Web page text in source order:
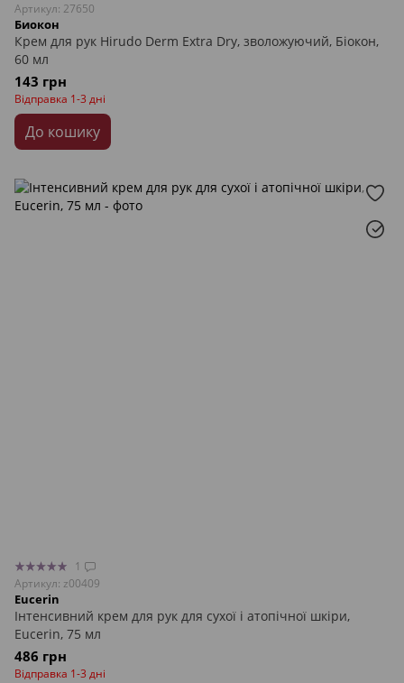
Артикул: 27650
Биокон
Крем для рук Hirudo Derm Extra Dry, зволожуючий, Біокон,
60 мл
143 грн
Відправка 1-3 дні
До кошику
1
Артикул: z00409
Eucerin
Інтенсивний крем для рук для сухої і атопічної шкіри,
Eucerin, 75 мл
486 грн
Відправка 1-3 дні